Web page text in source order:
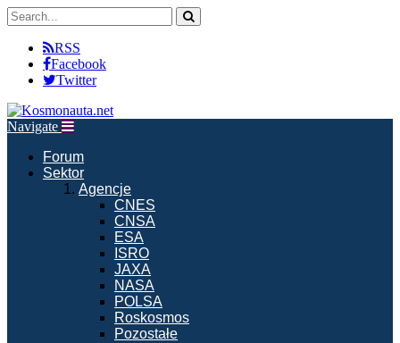
RSS
Facebook
Twitter
Navigate
Forum
Sektor
Agencje
CNES
CNSA
ESA
ISRO
JAXA
NASA
POLSA
Roskosmos
Pozostałe